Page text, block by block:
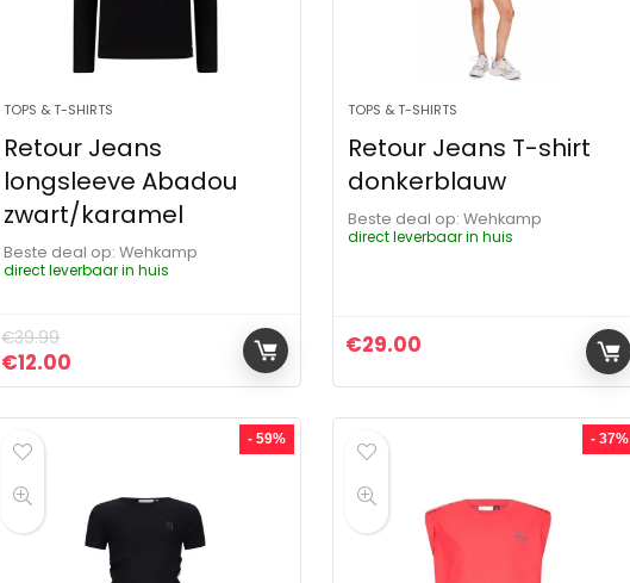
TOPS & T-SHIRTS
Retour Jeans
longsleeve Abadou
zwart/karamel
Beste deal op:
Wehkamp
direct leverbaar in huis
€39.99
Oorspronkelijke prijs was: €39.99.
€12.00 Huidige prijs is: €12.00.
TOPS & T-SHIRTS
Retour Jeans T-shirt
donkerblauw
Beste deal op:
Wehkamp
direct leverbaar in huis
€29.00
- 59% - 37%